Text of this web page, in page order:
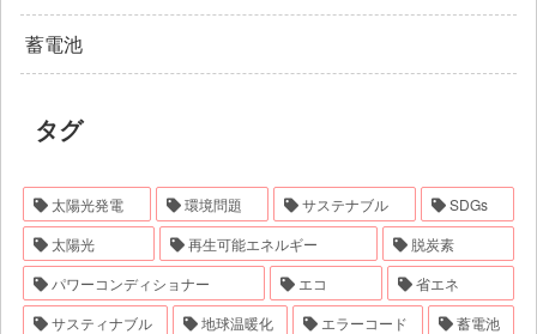
蓄電池
タグ
太陽光発電 環境問題 サステナブル
SDGs
太陽光
再生可能エネルギー
脱炭素
パワーコンディショナー
エコ
省エネ
サスティナブル
地球温暖化 エラーコード
蓄電池